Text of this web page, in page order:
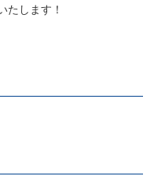
たします！